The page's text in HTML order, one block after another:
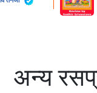
अन्य